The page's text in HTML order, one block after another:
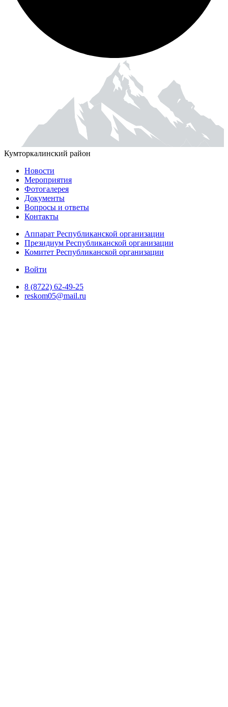
Кумторкалинский район
Новости
Мероприятия
Фотогалерея
Документы
Вопросы и ответы
Контакты
Аппарат Республиканской организации
Президиум Республиканской организации
Комитет Республиканской организации
Войти
8 (8722) 62-49-25
reskom05@mail.ru